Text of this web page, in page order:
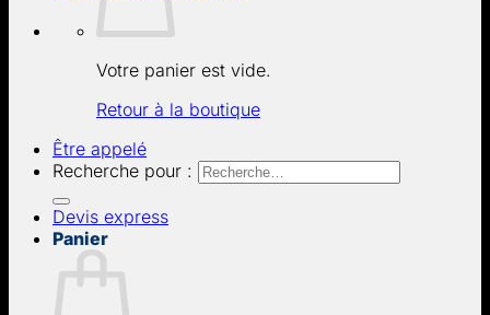
Votre panier est vide.
Retour à la boutique
Être appelé
Recherche pour :
Devis express
Panier